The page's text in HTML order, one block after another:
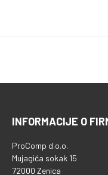
INFORMACIJE O
ProComp d.o.o.
Mujagića sokak 15
72000 Zenica